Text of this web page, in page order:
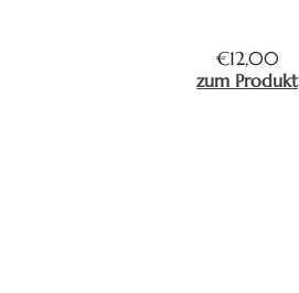
€12,00
zum Produkt